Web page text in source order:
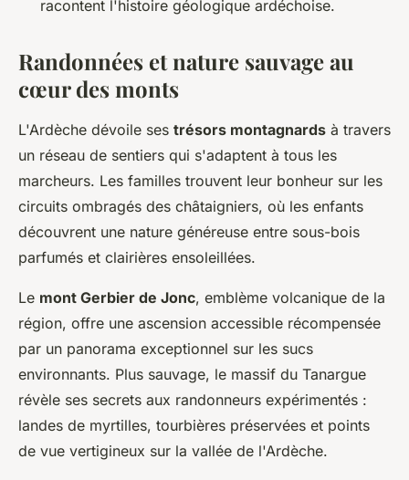
racontent l'histoire géologique ardéchoise.
Randonnées et nature sauvage au
cœur des monts
L'Ardèche dévoile ses trésors montagnards à travers
un réseau de sentiers qui s'adaptent à tous les
marcheurs. Les familles trouvent leur bonheur sur les
circuits ombragés des châtaigniers, où les enfants
découvrent une nature généreuse entre sous-bois
parfumés et clairières ensoleillées.
Le mont Gerbier de Jonc, emblème volcanique de la
région, offre une ascension accessible récompensée
par un panorama exceptionnel sur les sucs
environnants. Plus sauvage, le massif du Tanargue
révèle ses secrets aux randonneurs expérimentés :
landes de myrtilles, tourbières préservées et points
de vue vertigineux sur la vallée de l'Ardèche.